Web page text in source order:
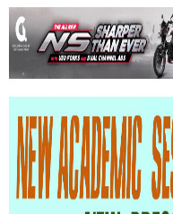
सरकार
धर्म
/
संस्कृति
चार्ड
पर्व
राशिफल